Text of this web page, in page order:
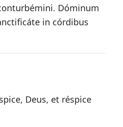
Dóminum
in córdibus
Deus, et réspice